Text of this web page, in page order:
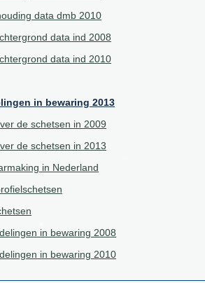
data dmb 2010
data ind 2008
data ind 2010
in bewaring 2013
de schetsen in 2009
de schetsen in 2013
in Nederland
in bewaring 2008
in bewaring 2010